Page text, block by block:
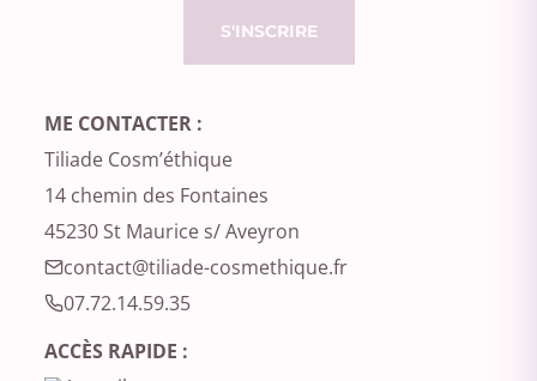
ME CONTACTER :
Tiliade Cosm’éthique
14 chemin des Fontaines
45230 St Maurice s/ Aveyron
contact@tiliade-cosmethique.fr‬
07.72.14.59.35‬
ACCÈS RAPIDE :